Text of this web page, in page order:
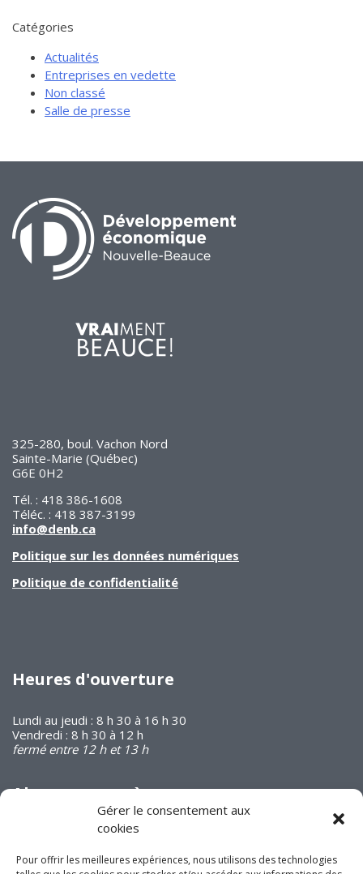
Gérer le consentement aux
cookies
Pour offrir les meilleures expériences, nous utilisons des technologies
Catégories
Actualités
Entreprises en vedette
Non classé
Salle de presse
325-280, boul. Vachon Nord
Sainte-Marie (Québec)
G6E 0H2
Tél. : 418 386-1608
Téléc. : 418 387-3199
info@denb.ca
Politique sur les données numériques
Politique de confidentialité
Heures d'ouverture
Lundi au jeudi : 8 h 30 à 16 h 30
Vendredi : 8 h 30 à 12 h
fermé entre 12 h et 13 h
Abonnez-vous à
notre infolettre